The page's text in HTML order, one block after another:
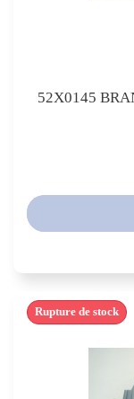
52X0145
Rupture de stock